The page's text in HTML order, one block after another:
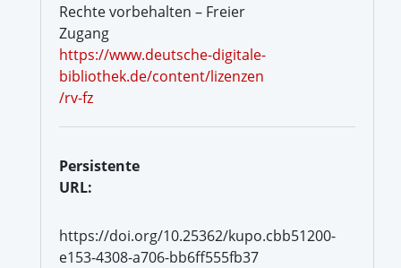
Rechte vorbehalten – Freier
Zugang
https://www.deutsche-digitale-
bibliothek.de/content/lizenzen
/rv-fz
Persistente
URL:
https://doi.org/10.25362/kupo.cbb51200-
e153-4308-a706-bb6ff555fb37